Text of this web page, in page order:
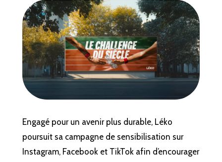
Engagé pour un avenir plus durable, Léko
poursuit sa campagne de sensibilisation sur
Instagram, Facebook et TikTok afin d’encourager